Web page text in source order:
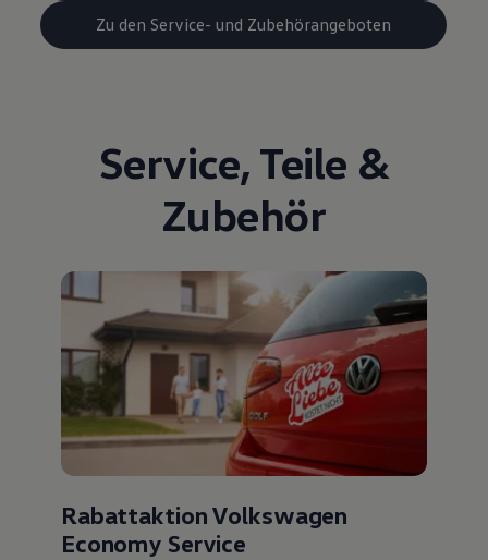
Zu den Service- und Zubehörangeboten
Service, Teile &
Zubehör
Rabattaktion Volkswagen
Economy Service